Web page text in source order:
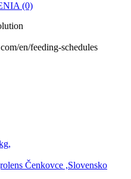
(0)
en/feeding-schedules
Čenkovce ,Slovensko